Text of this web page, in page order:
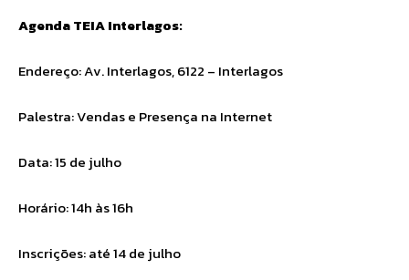
Agenda TEIA Interlagos:
Endereço: Av. Interlagos, 6122 – Interlagos
Palestra: Vendas e Presença na Internet
Data: 15 de julho
Horário: 14h às 16h
Inscrições: até 14 de julho